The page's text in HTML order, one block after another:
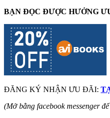
BẠN ĐỌC ĐƯỢC HƯỞNG
ĐĂNG KÝ NHẬN ƯU ĐÃI:
(Mở bằng facebook messenger